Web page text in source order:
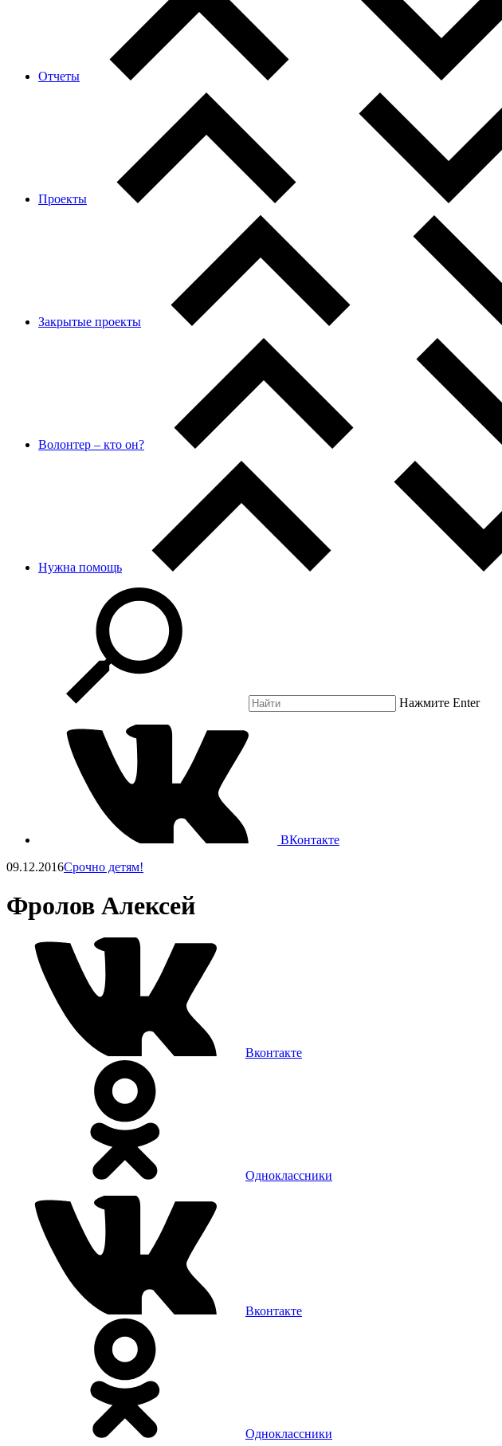
Отчеты
Проекты
Закрытые проекты
Волонтер – кто он?
Нужна помощь
Нажмите Enter
ВКонтакте
09.12.2016Срочно детям!
Фролов Алексей
Вконтакте
Одноклассники
Вконтакте
Одноклассники